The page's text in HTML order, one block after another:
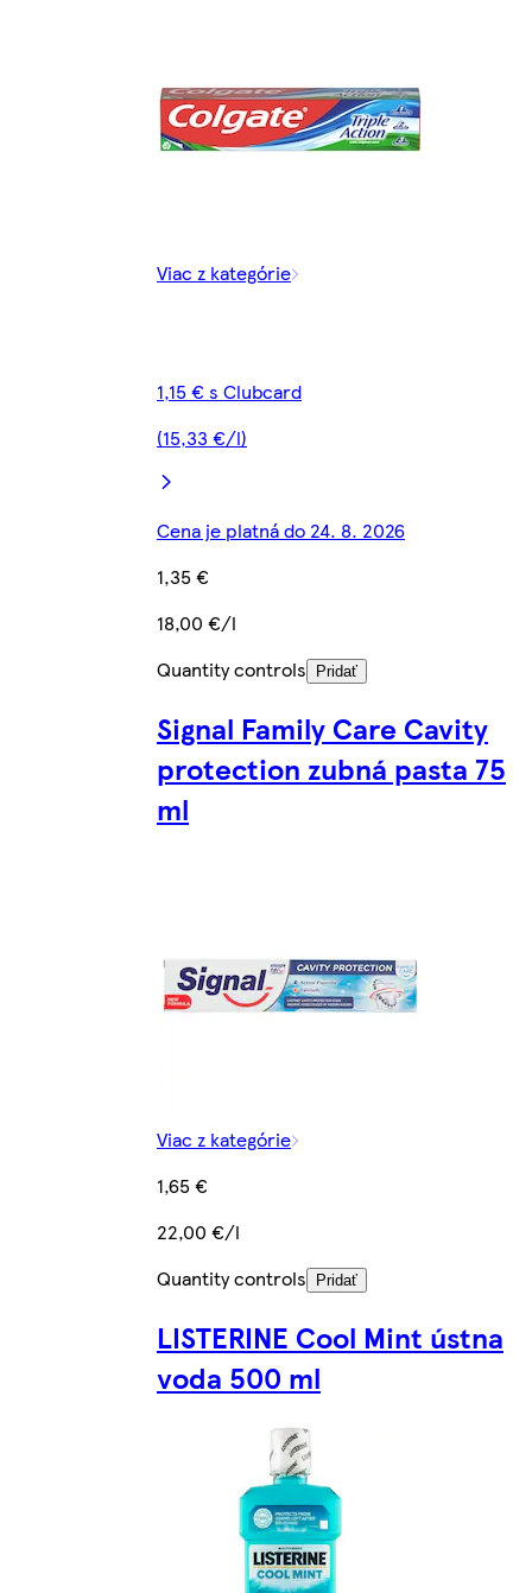
Viac z kategórie
1,15 € s Clubcard
(15,33 €/l)
Cena je platná do 24. 8. 2026
1,35 €
18,00 €/l
Quantity controls
Pridať
Signal Family Care Cavity
protection zubná pasta 75
ml
Viac z kategórie
1,65 €
22,00 €/l
Quantity controls
Pridať
LISTERINE Cool Mint ústna
voda 500 ml